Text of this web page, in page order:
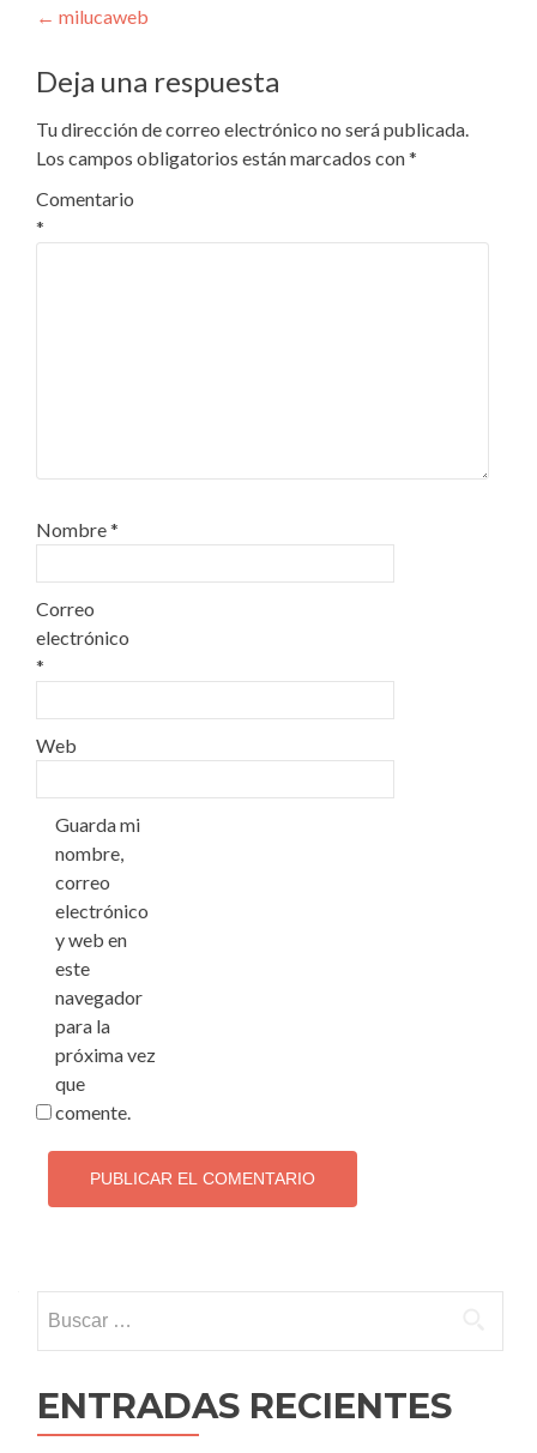
Navegación
de
entradas
← milucaweb
Deja una respuesta
Tu dirección de correo electrónico no será publicada.
Los campos obligatorios están marcados con*
Comentario
*
Nombre*
Correo
electrónico
*
Web
Guarda mi
nombre,
correo
electrónico
y web en
este
navegador
para la
próxima vez
que
comente.
ENTRADAS RECIENTES